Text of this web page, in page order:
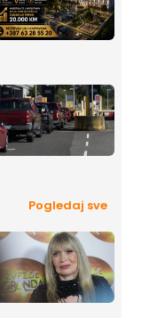
Pogledaj sve